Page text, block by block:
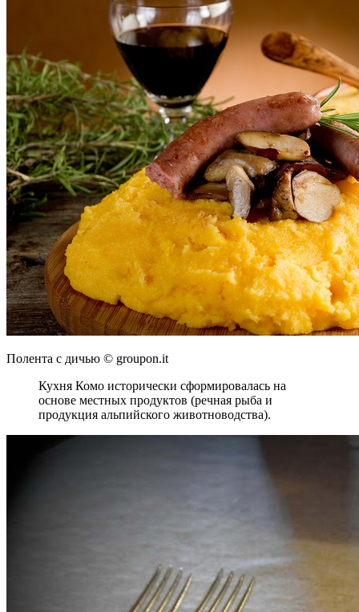
Полента с дичью © groupon.it
Кухня Комо исторически сформировалась на
основе местных продуктов (речная рыба и
продукция альпийского животноводства).